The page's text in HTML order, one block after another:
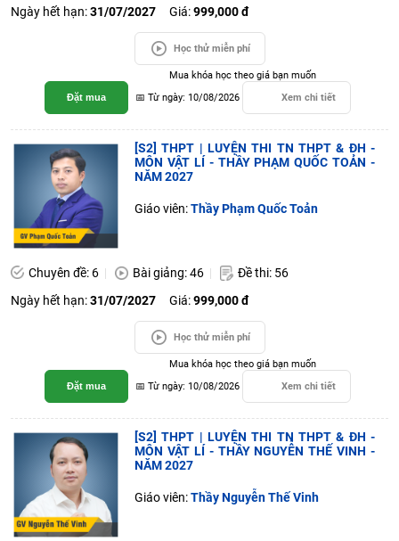
Ngày hết hạn:31/07/2027 Giá:999,000 đ
Học thử miễn phí
Đặt mua
Mua khóa học theo giá bạn muốn
📅 Từ ngày: 10/08/2026
Xem chi tiết
[S2] THPT | LUYỆN THI TN THPT & ĐH -
MÔN VẬT LÍ - THẦY PHẠM QUỐC TOẢN -
NĂM 2027
Giáo viên:Thầy Phạm Quốc Toản
Chuyên đề: 6 Bài giảng: 46
Đề thi: 56
Ngày hết hạn:31/07/2027 Giá:999,000 đ
Học thử miễn phí
Đặt mua
Mua khóa học theo giá bạn muốn
📅 Từ ngày: 10/08/2026
Xem chi tiết
[S2] THPT | LUYỆN THI TN THPT & ĐH -
MÔN VẬT LÍ - THẦY NGUYỄN THẾ VINH -
NĂM 2027
Giáo viên:Thầy Nguyễn Thế Vinh